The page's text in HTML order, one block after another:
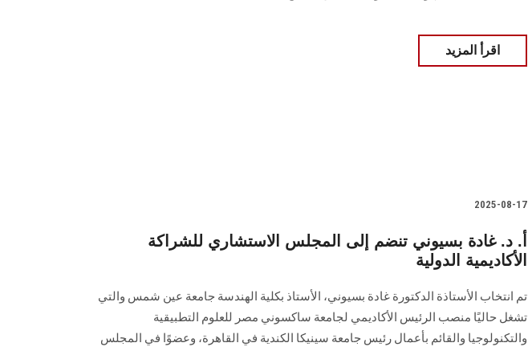
اقرأ المزيد
2025-08-17
أ. د. غادة بسيوني تنضم إلى المجلس الاستشاري للشراكة
الأكاديمية الدولية
تم انتخاب الأستاذة الدكتورة غادة بسيوني، الأستاذ بكلية الهندسة جامعة عين شمس والتي
تشغل حاليًا منصب الرئيس الأكاديمي لجامعة ساكسوني مصر للعلوم التطبيقية
والتكنولوجيا والقائم بأعمال رئيس جامعة سينيكا الكندية في القاهرة، وعضوًا في المجلس